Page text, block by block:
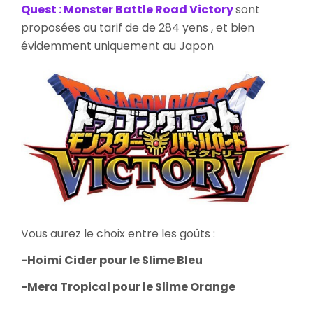
Quest : Monster Battle Road Victorysont
proposées au tarif de de 284 yens , et bien
évidemment uniquement au Japon
Vous aurez le choix entre les goûts :
-Hoimi Cider pour le Slime Bleu
-Mera Tropical pour le Slime Orange